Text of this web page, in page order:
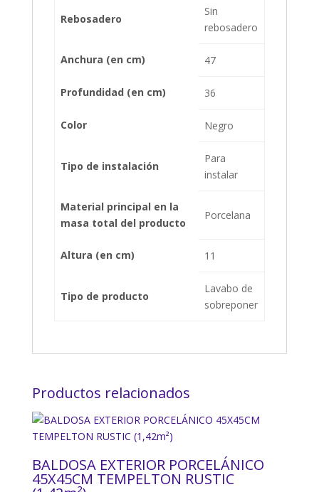
Rebosadero
Sin
rebosadero
Anchura (en cm) 47
Profundidad (en cm) 36
Color Negro
Tipo de instalación
Para
instalar
Material principal en la
masa total del producto
Porcelana
Altura (en cm) 11
Tipo de producto
Lavabo de
sobreponer
Productos relacionados
BALDOSA EXTERIOR PORCELÁNICO
45X45CM TEMPELTON RUSTIC